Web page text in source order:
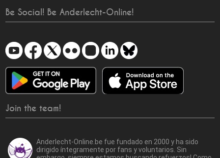
Be Social! Be Anderlecht-Online!
Join the team!
Anderlecht-Online.be fue fundado en 2000 y ha sido
dirigido íntegramente por fans y voluntarios. Sin